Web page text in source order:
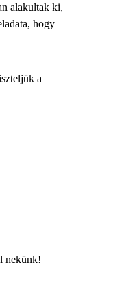
alakultak ki,
hogy
a
nekünk!